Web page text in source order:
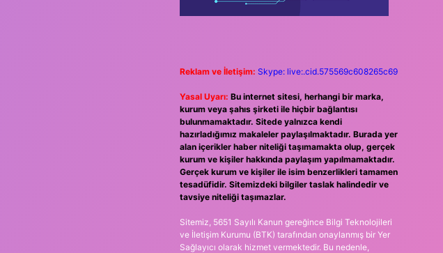
Reklam ve İletişim: Skype: live:.cid.575569c608265c69
Yasal Uyarı: Bu internet sitesi, herhangi bir marka,
kurum veya şahıs şirketi ile hiçbir bağlantısı
bulunmamaktadır. Sitede yalnızca kendi
hazırladığımız makaleler paylaşılmaktadır. Burada yer
alan içerikler haber niteliği taşımamakta olup, gerçek
kurum ve kişiler hakkında paylaşım yapılmamaktadır.
Gerçek kurum ve kişiler ile isim benzerlikleri tamamen
tesadüfidir. Sitemizdeki bilgiler taslak halindedir ve
tavsiye niteliği taşımazlar.
Sitemiz, 5651 Sayılı Kanun gereğince Bilgi Teknolojileri
ve İletişim Kurumu (BTK) tarafından onaylanmış bir Yer
Sağlayıcı olarak hizmet vermektedir. Bu nedenle,